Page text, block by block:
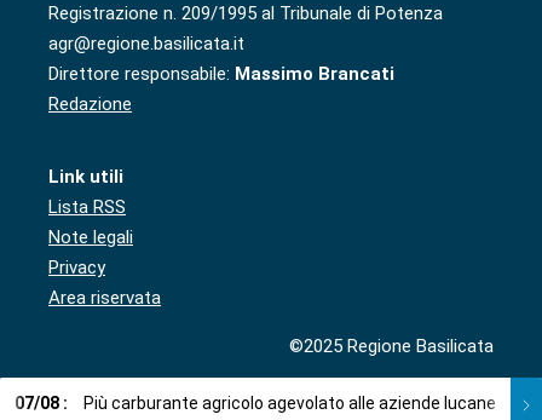
Registrazione n. 209/1995 al Tribunale di Potenza
agr@regione.basilicata.it
Direttore responsabile: Massimo Brancati
Redazione
Link utili
Lista RSS
Note legali
Privacy
Area riservata
©2025 Regione Basilicata
07/08 : Più carburante agricolo agevolato alle aziende lucane